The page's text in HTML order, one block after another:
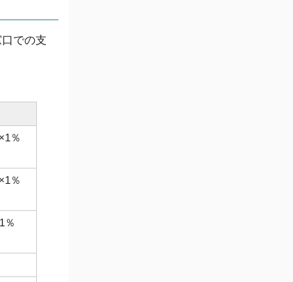
での支
％
％
％